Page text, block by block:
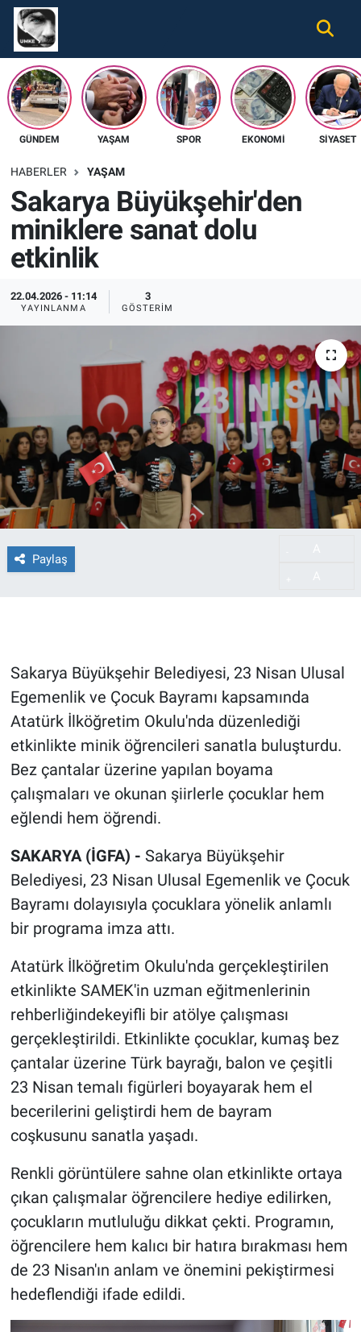
GÜNDEM YAŞAM SPOR EKONOMI SIYASET
HABERLER YAŞAM
Sakarya Büyükşehir'den
miniklere sanat dolu
etkinlik
22.04.2026 - 11:14
YAYINLANMA
3
GÖSTERIM
Paylaş
Sakarya Büyükşehir Belediyesi, 23 Nisan Ulusal
Egemenlik ve Çocuk Bayramı kapsamında
Atatürk İlköğretim Okulu'nda düzenlediği
etkinlikte minik öğrencileri sanatla buluşturdu.
Bez çantalar üzerine yapılan boyama
çalışmaları ve okunan şiirlerle çocuklar hem
eğlendi hem öğrendi.
SAKARYA (İGFA) - Sakarya Büyükşehir
Belediyesi, 23 Nisan Ulusal Egemenlik ve Çocuk
Bayramı dolayısıyla çocuklara yönelik anlamlı
bir programa imza attı.
Atatürk İlköğretim Okulu'nda gerçekleştirilen
etkinlikte SAMEK'in uzman eğitmenlerinin
rehberliğindekeyifli bir atölye çalışması
gerçekleştirildi. Etkinlikte çocuklar, kumaş bez
çantalar üzerine Türk bayrağı, balon ve çeşitli
23 Nisan temalı figürleri boyayarak hem el
becerilerini geliştirdi hem de bayram
coşkusunu sanatla yaşadı.
Renkli görüntülere sahne olan etkinlikte ortaya
çıkan çalışmalar öğrencilere hediye edilirken,
çocukların mutluluğu dikkat çekti. Programın,
öğrencilere hem kalıcı bir hatıra bırakması hem
de 23 Nisan'ın anlam ve önemini pekiştirmesi
hedeflendiği ifade edildi.
Gündem
Ekonomi
Spor
Tüm Haberler
İletişim
Künye
Nöbetçi Eczaneler
Hava Durumu
Namaz Vakitleri
Süper Lig Puan Durumu ve Fikstür
Tüm Manşetler
Son Dakika Haberleri